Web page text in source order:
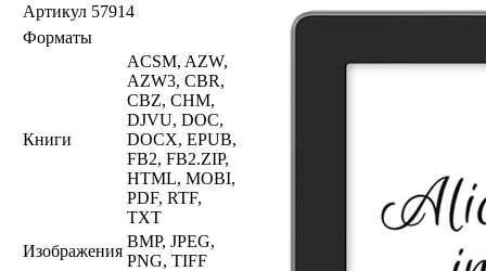
Артикул 57914
Форматы
Книги
ACSM, AZW,
AZW3, CBR,
CBZ, CHM,
DJVU, DOC,
DOCX, EPUB,
FB2, FB2.ZIP,
HTML, MOBI,
PDF, RTF,
TXT
Изображения
BMP, JPEG,
PNG, TIFF